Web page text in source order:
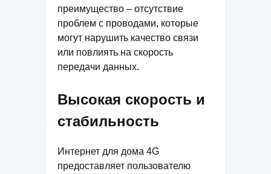
преимущество – отсутствие
проблем с проводами, которые
могут нарушить качество связи
или повлиять на скорость
передачи данных.
Высокая скорость и
стабильность
Интернет для дома 4G
предоставляет пользователю